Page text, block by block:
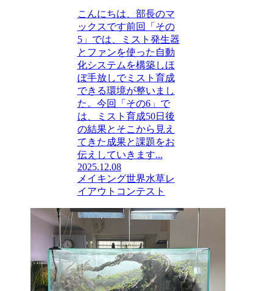
こんにちは、部長のマ
ックスです前回「その
5」では、ミスト発生器
とファンを使った自動
化システムを構築しほ
ぼ手放しでミスト育成
できる環境が整いまし
た。今回「その6」で
は、ミスト育成50日後
の結果とそこから見え
てきた成果と課題をお
伝えしていきます...
2025.12.08
メイキング世界水草レ
イアウトコンテスト